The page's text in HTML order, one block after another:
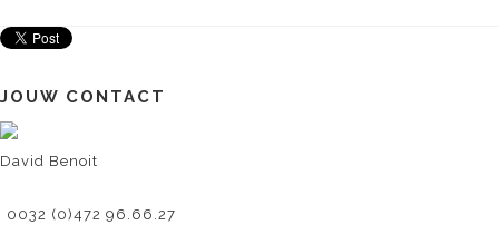
JOUW CONTACT
David Benoit
0032 (0)472 96.66.27